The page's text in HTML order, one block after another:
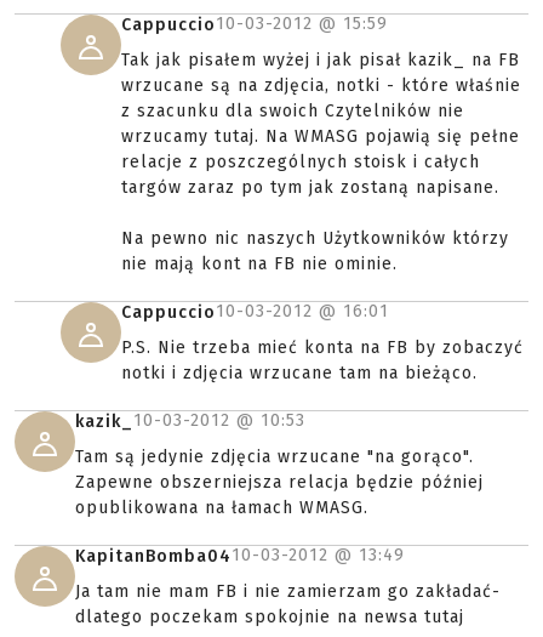
Cappuccio10-03-2012 @ 15:59
Tak jak pisałem wyżej i jak pisał kazik_ na FB
wrzucane są na zdjęcia, notki - które właśnie
z szacunku dla swoich Czytelników nie
wrzucamy tutaj. Na WMASG pojawią się pełne
relacje z poszczególnych stoisk i całych
targów zaraz po tym jak zostaną napisane.
Na pewno nic naszych Użytkowników którzy
nie mają kont na FB nie ominie.
Cappuccio10-03-2012 @ 16:01
P.S. Nie trzeba mieć konta na FB by zobaczyć
notki i zdjęcia wrzucane tam na bieżąco.
kazik_ 10-03-2012 @ 10:53
Tam są jedynie zdjęcia wrzucane "na gorąco".
Zapewne obszerniejsza relacja będzie później
opublikowana na łamach WMASG.
KapitanBomba0410-03-2012 @ 13:49
Ja tam nie mam FB i nie zamierzam go zakładać-
dlatego poczekam spokojnie na newsa tutaj